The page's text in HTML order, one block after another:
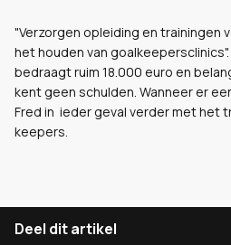
"Verzorgen opleiding en trainingen
het houden van
bedraagt ruim 18.000 euro en
kent geen schulden. Wanneer er
Fred in ieder geval verder met het
keepers.
Deel dit artikel